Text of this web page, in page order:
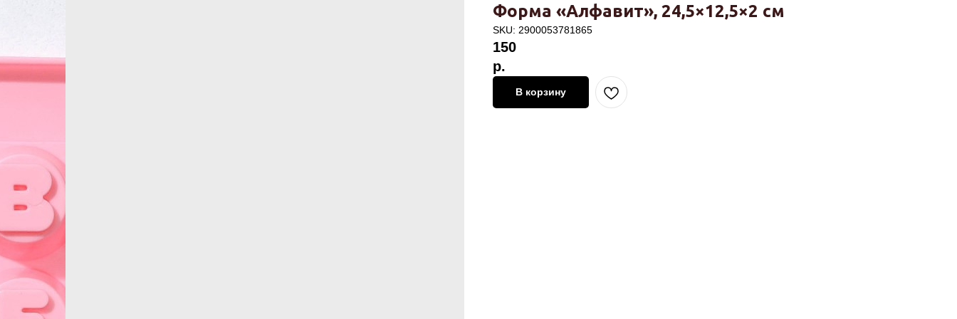
Форма «Алфавит», 24,5×12,5×2 см
SKU: 2900053781865
150
р.
В корзину